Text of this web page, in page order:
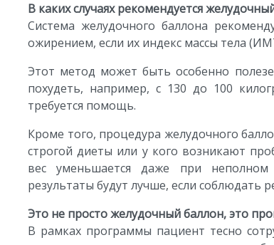
В каких случаях рекомендуется
Система желудочного баллона
ожирением, если их индекс массы тела
Этот метод может быть особенно
похудеть, например, с 130 до 100
требуется помощь.
Кроме того, процедура желудочного
строгой диеты или у кого возникают
вес уменьшается даже при
результаты будут лучше, если
Это не просто желудочный баллон, это
В рамках программы пациент тесно